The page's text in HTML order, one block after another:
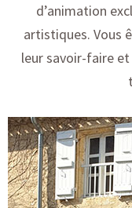
d’animation
artistiques. Vous
leur savoir-faire